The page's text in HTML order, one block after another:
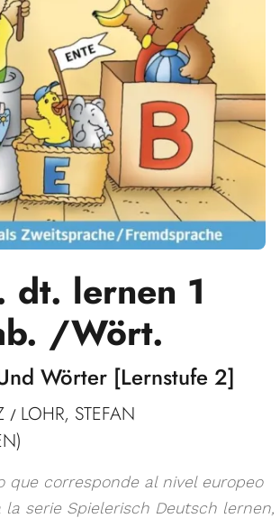
dt. lernen 1
/Wört.
Wörter [Lernstufe 2]
/ LOHR, STEFAN
que corresponde al nivel europeo
serie Spielerisch Deutsch lernen,